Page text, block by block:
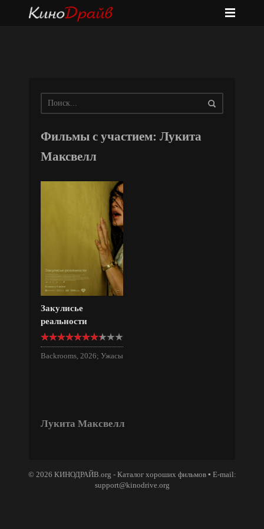
Фильмы с участием: Лукита
Максвелл
Закулисье
реальности
Backrooms, 2026; Ужасы
Лукита Максвелл
© 2026 КИНОДРАЙВ.org - Каталог хороших фильмов ▪ E-mail:
support@kinodrive.org